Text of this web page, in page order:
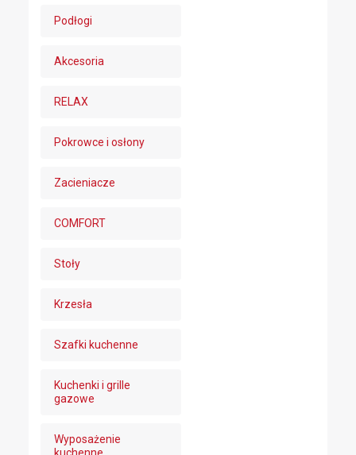
Podłogi
Akcesoria
RELAX
Pokrowce i osłony
Zacieniacze
COMFORT
Stoły
Krzesła
Szafki kuchenne
Kuchenki i grille
gazowe
Wyposażenie